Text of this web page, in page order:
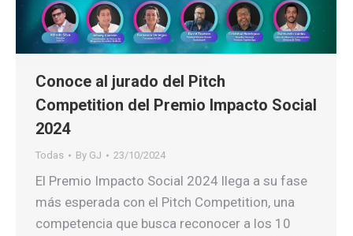
Conoce al jurado del Pitch
Competition del Premio Impacto Social
2024
Todas By GJ 23/10/2024
El Premio Impacto Social 2024 llega a su fase
más esperada con el Pitch Competition, una
competencia que busca reconocer a los 10